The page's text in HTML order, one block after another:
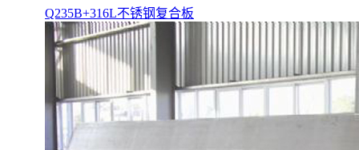
Q235B+316L不锈钢复合板